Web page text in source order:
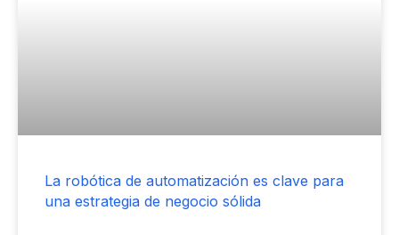
La robótica de automatización es clave para
una estrategia de negocio sólida